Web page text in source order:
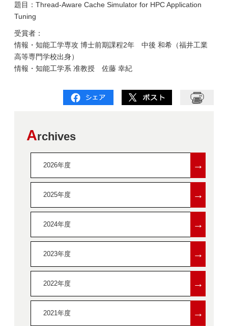
題目：Thread-Aware Cache Simulator for HPC Application
Tuning
受賞者：
情報・知能工学専攻 博士前期課程2年 中後 和希（福井工業
高等専門学校出身）
情報・知能工学系 准教授 佐藤 幸紀
Archives
2026年度 →
2025年度 →
2024年度 →
2023年度 →
2022年度 →
2021年度 →